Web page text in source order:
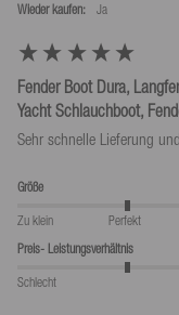
Wieder kaufen:
Ja
Fender Boot Dura,
Yacht Schlauchboot,
Sehr schnelle Lieferung
Größe
Zu klein Perfekt
Preis- Leistungsverhältnis
Schlecht